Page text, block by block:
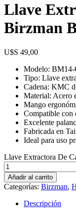
Llave
Birzman
$
49,00
Modelo:
Tipo: Llave
Cadena: KMC
Material: Acero
Mango
Compatible con
Excelente
Fabricada en
Ideal para uso
Llave Extractora De
Añadir al carrito
Categorías: Birzman,
Descripción